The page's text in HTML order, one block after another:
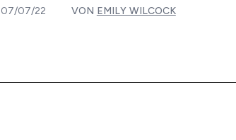
07/07/22 VON EMILY WILCOCK